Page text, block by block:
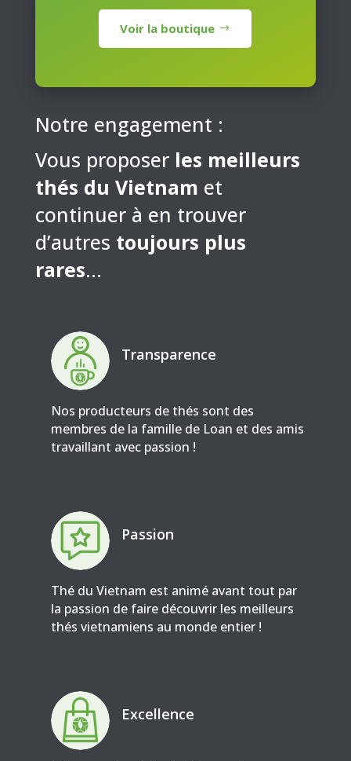
Voir la boutique
Notre engagement :
Vous proposer les meilleurs
thés du Vietnam et
continuer à en trouver
d’autres toujours plus
rares…
Transparence
Nos producteurs de thés sont des
membres de la famille de Loan et des amis
travaillant avec passion !
Passion
Thé du Vietnam est animé avant tout par
la passion de faire découvrir les meilleurs
thés vietnamiens au monde entier !
Excellence